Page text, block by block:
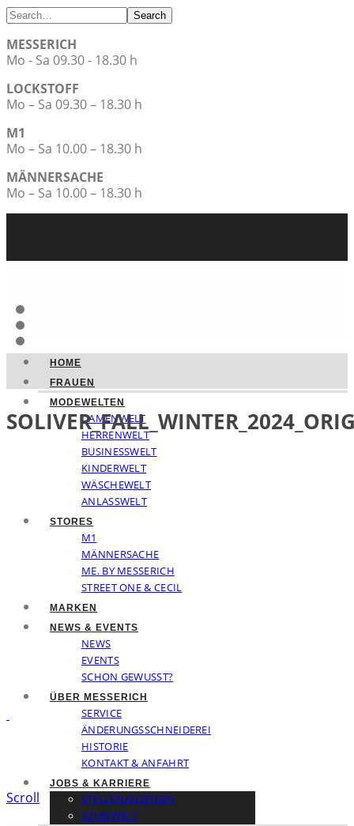
Search
MESSERICH
Mo - Sa 09.30 - 18.30 h
LOCKSTOFF
Mo – Sa 09.30 – 18.30 h
M1
Mo – Sa 10.00 – 18.30 h
MÄNNERSACHE
Mo – Sa 10.00 – 18.30 h
HOME
FRAUEN
MODEWELTEN
DAMENWELT
HERRENWELT
BUSINESSWELT
KINDERWELT
WÄSCHEWELT
ANLASSWELT
STORES
M1
MÄNNERSACHE
ME. BY MESSERICH
STREET ONE & CECIL
MARKEN
NEWS & EVENTS
NEWS
EVENTS
SCHON GEWUSST?
ÜBER MESSERICH
SERVICE
ÄNDERUNGSSCHNEIDEREI
HISTORIE
KONTAKT & ANFAHRT
JOBS & KARRIERE
STELLENANZEIGEN
AZUBIWELT
Scroll